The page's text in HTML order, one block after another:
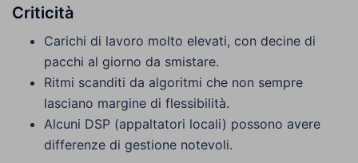
Criticità
Carichi di lavoro molto elevati, con decine di
pacchi al giorno da smistare.
Ritmi scanditi da algoritmi che non sempre
lasciano margine di flessibilità.
Alcuni DSP (appaltatori locali) possono avere
differenze di gestione notevoli.